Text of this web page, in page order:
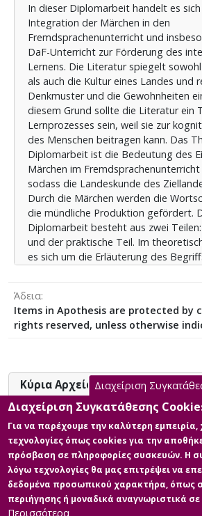
εκμάθηση. Τονίζεται επίσης η
λογοτεχνίας στο μάθημα ξένης
αναλύεται η σημασία των
χαρακτηριστικά τους και η σημασία
αυθεντικών λογοτεχνικών κειμένων
γλώσσας. Εξηγούνται αναλυτικά και
επιλογής κειμένου. Οι μέθοδοι
χρησιμοποιήθηκαν είναι η εργασία
εργασία και η μαθητικοκεντρική.
αυτόνομο και δημιουργικό μάθημα.
μέρος χρησιμοποιείται η πρόταση
παραμυθιού „Die Bremer
διδασκαλία του λεξιλογίου και του
λόγου μέσω αυτού. Τέλος, τα
σημαντικό ρόλο στο μάθημα ξένης
έχουν πολλά διδακτικά και
παραμύθια ξεδιπλώνουν την
το ενδιαφέρον των μαθητών, όπως
In dieser Diplomarbeit handelt es
Integration der Märchen in den
Fremdsprachenunterricht und
DaF-Unterricht zur Förderung des
Lernens. Die Literatur spiegelt
als auch die Kultur eines Landes und
Denkmuster und die Gewohnheiten
diesem Grund sollte die Literatur ein
Lernprozesses sein, weil sie zur
des Menschen beitragen kann. Das
Diplomarbeit ist die Bedeutung des
Märchen im
sodass die Landeskunde des
Durch die Märchen werden die
die mündliche Produktion gefördert.
Diplomarbeit besteht aus zwei
und der praktische Teil. Im
es sich um die Erläuterung des
Fremdsprachenunterricht betont.
die Wichtigkeit der Märchen, ihre
Bedeutung der Verwendung eines
ausführlich erklärt. Die
verwendet werden, sind die
Zusammenarbeit und die
Es wird auch das autonome und das
gefördert. Im praktischen Teil wird
Didaktisierungsvorschlag des
Stadtmusikanten“ dargestellt, die
Wortschatzes und des mündliches
beitragen. Schließlich spielen die
bedeutendste Rolle im
Άδεια
Items in Apothesis are protected by
rights reserved, unless otherwise
Κύρια Αρχεία Διατριβής
Διαπολιτισμική μάθηση και
των παραμυθιών στο
Γερμανικής ως δεύτερης
γλώσσας
Περιγραφή:
Πληροφορίες:
Διαχείριση
Διαχείριση Συγκατάθεσης
Για να παρέχουμε την καλύτερη εμπειρία,
τεχνολογίες όπως cookies για την
πρόσβαση σε πληροφορίες συσκευών. Η
λόγω τεχνολογίες θα μας επιτρέψει να
δεδομένα προσωπικού χαρακτήρα, όπως
περιήγησης ή μοναδικά αναγνωριστικά
Περισσότερα